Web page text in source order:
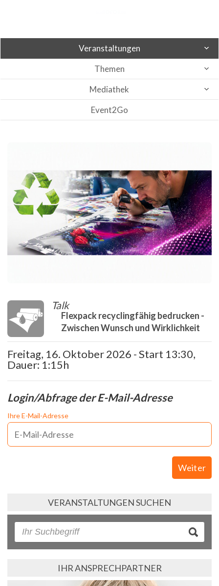
Veranstaltungen
Themen
Mediathek
Event2Go
Talk
Flexpack recyclingfähig bedrucken -
Zwischen Wunsch und Wirklichkeit
Freitag, 16. Oktober 2026 - Start 13:30,
Dauer: 1:15h
Login/Abfrage der E-Mail-Adresse
Ihre E-Mail-Adresse
Weiter
VERANSTALTUNGEN SUCHEN
IHR ANSPRECHPARTNER